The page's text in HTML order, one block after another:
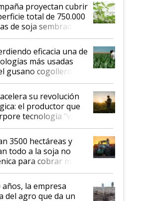
proyectan cubrir
total de 750.000
de soja sembradas
nueva generación de
que marcan un
en genética y
eficacia una de
más usadas
gusano cogollero? El
una tecnología clave
su revolución
el productor que
tecnología "va a
tren"
3500 hectáreas y
todo a la soja no
para cobrar más
compraron un
años, la empresa
del agro que da un